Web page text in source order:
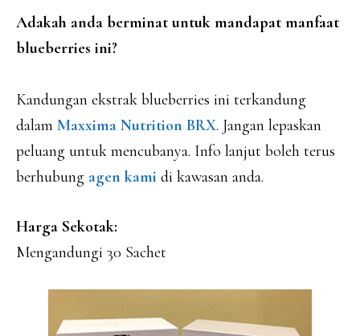
Adakah anda berminat untuk mandapat manfaat
blueberries ini?
Kandungan ekstrak blueberries ini terkandung
dalam Maxxima Nutrition BRX. Jangan lepaskan
peluang untuk mencubanya. Info lanjut boleh terus
berhubung agen kami di kawasan anda.
Harga Sekotak:
Mengandungi 30 Sachet